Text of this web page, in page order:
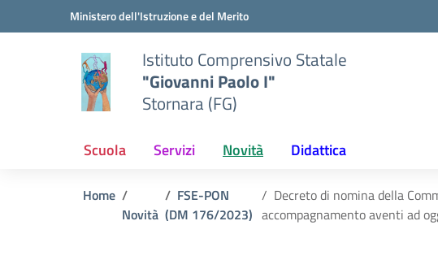
Vai ai contenuti
Vai al menu di navigazioneMinistero dell'Istruzione e del Merito
Istituto Comprensivo Statale
"Giovanni Paolo I"
Stornara (FG)
Scuola Servizi Novità Didattica
Home
Novità
FSE-PON
(DM 176/2023)
Decreto di nomina della
accompagnamento aventi ad